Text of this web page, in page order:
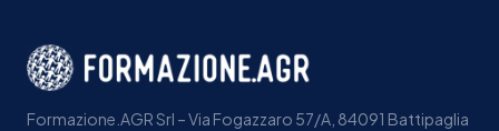
Formazione.AGR Srl – Via Fogazzaro 57/A, 84091 Battipaglia